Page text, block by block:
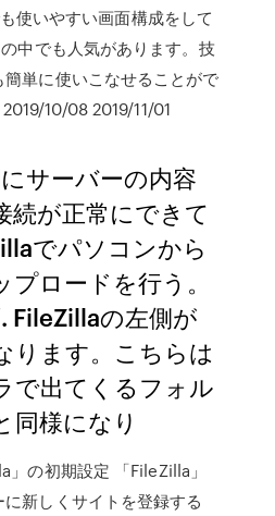
使いやすい画面構成をして
中でも人気があります。技
単に使いこなせることがで
10/08 2019/11/01
サーバーの内容
続が正常にできて
でパソコンから
ロードを行う。
FileZillaの左側が
ります。こちらは
で出てくるフォル
同様になり
の初期設定 「FileZilla」
新しくサイトを登録する